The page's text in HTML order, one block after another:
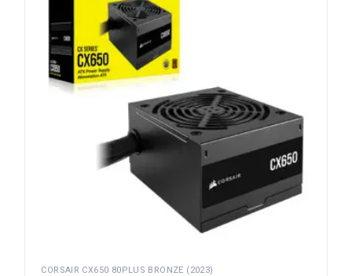
CORSAIR CX650 80PLUS BRONZE (2023)